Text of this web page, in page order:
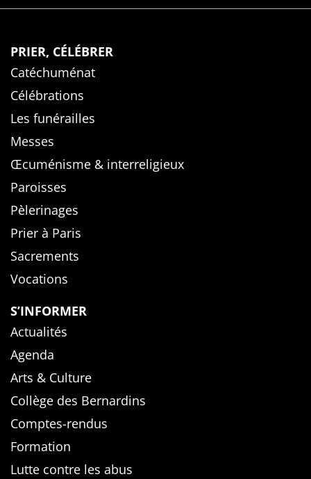
PRIER, CÉLÉBRER
Catéchuménat
Célébrations
Les funérailles
Messes
Œcuménisme & interreligieux
Paroisses
Pèlerinages
Prier à Paris
Sacrements
Vocations
S’INFORMER
Actualités
Agenda
Arts & Culture
Collège des Bernardins
Comptes-rendus
Formation
Lutte contre les abus